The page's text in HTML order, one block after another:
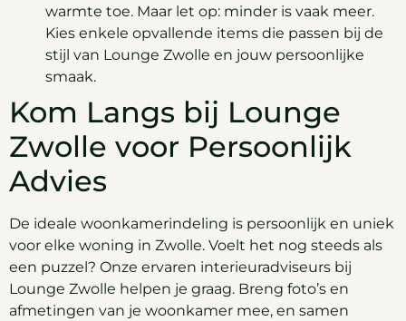
warmte toe. Maar let op: minder is vaak meer.
Kies enkele opvallende items die passen bij de
stijl van Lounge Zwolle en jouw persoonlijke
smaak.
Kom Langs bij Lounge
Zwolle voor Persoonlijk
Advies
De ideale woonkamerindeling is persoonlijk en uniek
voor elke woning in Zwolle. Voelt het nog steeds als
een puzzel? Onze ervaren interieuradviseurs bij
Lounge Zwolle helpen je graag. Breng foto’s en
afmetingen van je woonkamer mee, en samen